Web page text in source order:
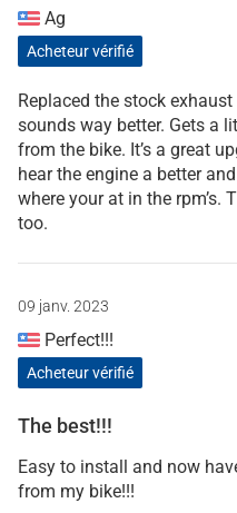
Ag
Acheteur vérifié
Replaced the stock
sounds way better. Gets a
from the bike. It’s a great
hear the engine a better
where your at in the rpm’s.
too.
09 janv. 2023
Perfect!!!
Acheteur vérifié
The best!!!
Easy to install and now
from my bike!!!